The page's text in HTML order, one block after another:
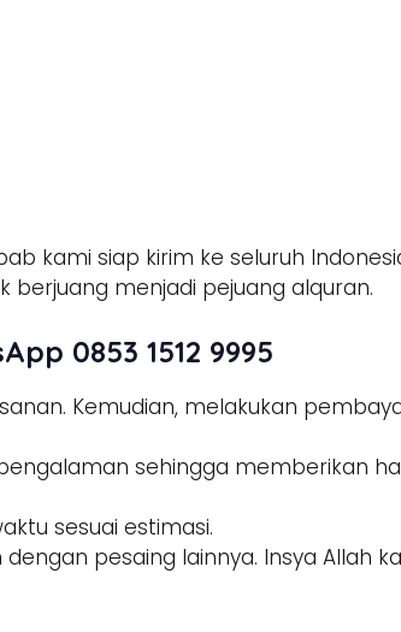
kami siap kirim ke seluruh
berjuang menjadi pejuang alquran.
0853 1512 9995
Kemudian, melakukan
sehingga memberikan
sesuai estimasi.
pesaing lainnya. Insya Allah